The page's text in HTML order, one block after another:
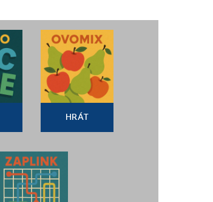
HRÁT